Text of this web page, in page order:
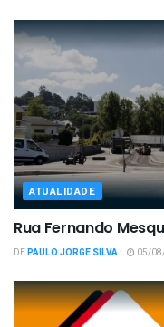
ATUALIDADE
Rua Fernando
DEPAULO JORGE SILVA 05/